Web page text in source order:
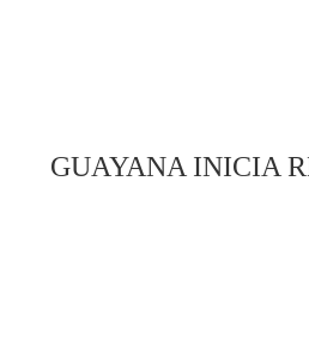
GUAYANA INICIA